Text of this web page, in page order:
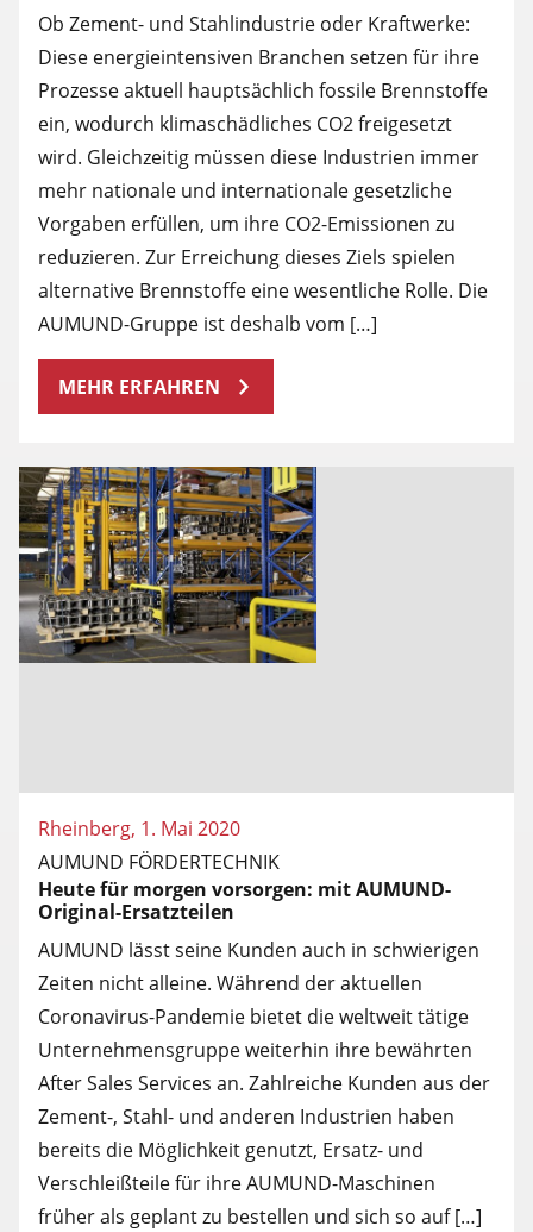
Ob Zement- und Stahlindustrie oder Kraftwerke:
Diese energieintensiven Branchen setzen für ihre
Prozesse aktuell hauptsächlich fossile Brennstoffe
ein, wodurch klimaschädliches CO2 freigesetzt
wird. Gleichzeitig müssen diese Industrien immer
mehr nationale und internationale gesetzliche
Vorgaben erfüllen, um ihre CO2-Emissionen zu
reduzieren. Zur Erreichung dieses Ziels spielen
alternative Brennstoffe eine wesentliche Rolle. Die
AUMUND-Gruppe ist deshalb vom […]
MEHR ERFAHREN
Rheinberg, 1. Mai 2020
AUMUND FÖRDERTECHNIK
Heute für morgen vorsorgen: mit AUMUND-
Original-Ersatzteilen
AUMUND lässt seine Kunden auch in schwierigen
Zeiten nicht alleine. Während der aktuellen
Coronavirus-Pandemie bietet die weltweit tätige
Unternehmensgruppe weiterhin ihre bewährten
After Sales Services an. Zahlreiche Kunden aus der
Zement-, Stahl- und anderen Industrien haben
bereits die Möglichkeit genutzt, Ersatz- und
Verschleißteile für ihre AUMUND-Maschinen
früher als geplant zu bestellen und sich so auf […]